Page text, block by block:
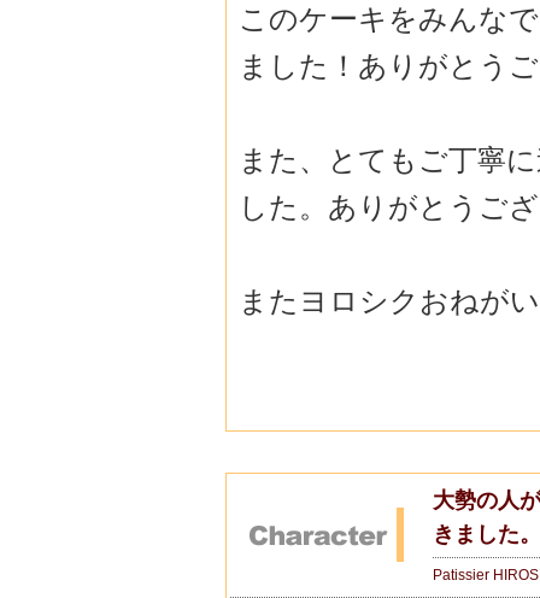
このケーキをみんな
ました！ありがとう
また、とてもご丁寧
した。ありがとうご
またヨロシクおねが
大勢の人
きました
Patissier